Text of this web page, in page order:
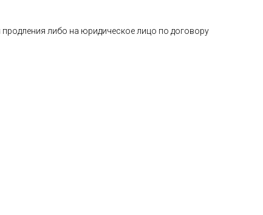
либо на юридическое лицо по договору